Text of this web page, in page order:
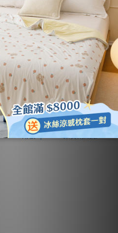
80支天絲｜【輕逸夢
境】床包兩用被組 ｜
100%萊賽爾纖維
NT$4,180 ~ NT$4,480
NT$5,880
加入購物車